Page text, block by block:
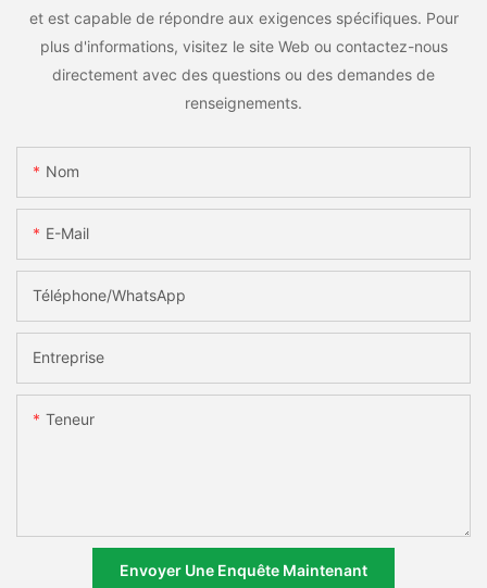
et est capable de répondre aux exigences spécifiques. Pour
plus d'informations, visitez le site Web ou contactez-nous
directement avec des questions ou des demandes de
renseignements.
Nom
E-Mail
Téléphone/WhatsApp
Entreprise
Teneur
Envoyer Une Enquête Maintenant